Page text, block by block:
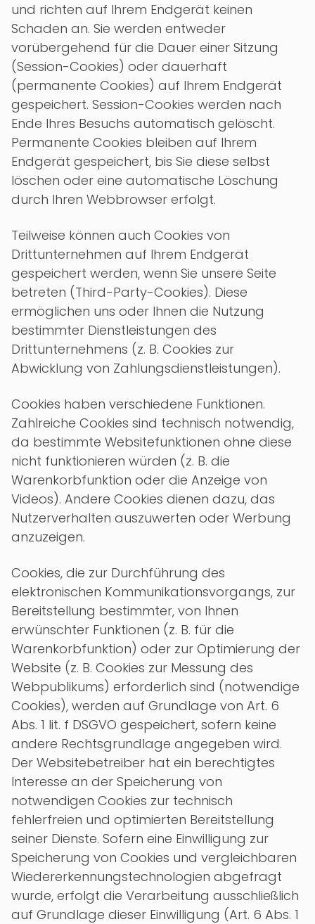
und richten auf Ihrem Endgerät keinen
Schaden an. Sie werden entweder
vorübergehend für die Dauer einer Sitzung
(Session-Cookies) oder dauerhaft
(permanente Cookies) auf Ihrem Endgerät
gespeichert. Session-Cookies werden nach
Ende Ihres Besuchs automatisch gelöscht.
Permanente Cookies bleiben auf Ihrem
Endgerät gespeichert, bis Sie diese selbst
löschen oder eine automatische Löschung
durch Ihren Webbrowser erfolgt.
Teilweise können auch Cookies von
Drittunternehmen auf Ihrem Endgerät
gespeichert werden, wenn Sie unsere Seite
betreten (Third-Party-Cookies). Diese
ermöglichen uns oder Ihnen die Nutzung
bestimmter Dienstleistungen des
Drittunternehmens (z. B. Cookies zur
Abwicklung von Zahlungsdienstleistungen).
Cookies haben verschiedene Funktionen.
Zahlreiche Cookies sind technisch notwendig,
da bestimmte Websitefunktionen ohne diese
nicht funktionieren würden (z. B. die
Warenkorbfunktion oder die Anzeige von
Videos). Andere Cookies dienen dazu, das
Nutzerverhalten auszuwerten oder Werbung
anzuzeigen.
Cookies, die zur Durchführung des
elektronischen Kommunikationsvorgangs, zur
Bereitstellung bestimmter, von Ihnen
erwünschter Funktionen (z. B. für die
Warenkorbfunktion) oder zur Optimierung der
Website (z. B. Cookies zur Messung des
Webpublikums) erforderlich sind (notwendige
Cookies), werden auf Grundlage von Art. 6
Abs. 1 lit. f DSGVO gespeichert, sofern keine
andere Rechtsgrundlage angegeben wird.
Der Websitebetreiber hat ein berechtigtes
Interesse an der Speicherung von
notwendigen Cookies zur technisch
fehlerfreien und optimierten Bereitstellung
seiner Dienste. Sofern eine Einwilligung zur
Speicherung von Cookies und vergleichbaren
Wiedererkennungstechnologien abgefragt
wurde, erfolgt die Verarbeitung ausschließlich
auf Grundlage dieser Einwilligung (Art. 6 Abs. 1